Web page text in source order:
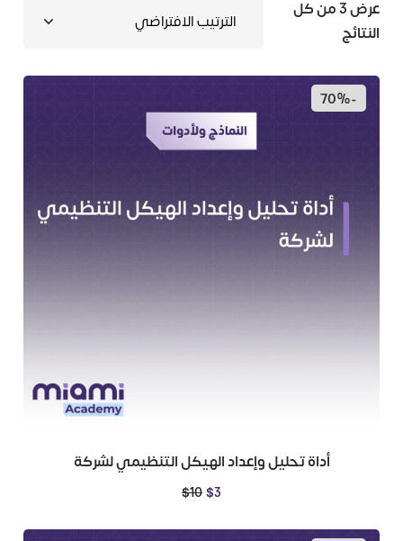
عرض ⁦3⁩ من كل
النتائج
-70%
أداة تحليل وإعداد الهيكل التنظيمي لشركة
$10$3